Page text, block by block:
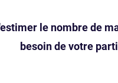
le nombre de
besoin de votre